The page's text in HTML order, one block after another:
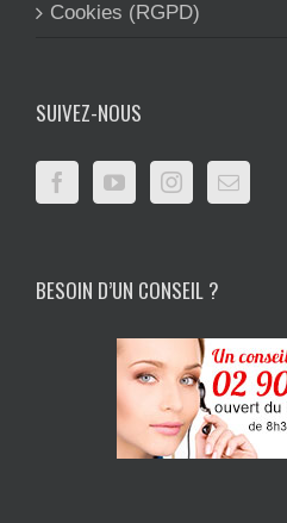
Cookies (RGPD)
SUIVEZ-NOUS
BESOIN D’UN CONSEIL ?